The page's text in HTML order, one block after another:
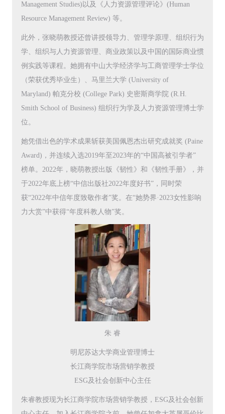
Management Studies)以及《人力资源管理评论》(Human
Resource Management Review) 等。
此外，张晓萌教授还曾讲授领导力、管理学原理、组织行为
学、组织与人力资源管理、商业政策以及中国的国际商业惯
例实践等课程。她拥有中山大学经济学与工商管理学士学位
（荣获优秀毕业生）、马里兰大学 (University of
Maryland) 帕克分校 (College Park) 史密斯商学院 (R.H.
Smith School of Business) 组织行为学及人力资源管理博士学
位。
她凭借出色的学术成果斩获美国佩恩杰出研究成就奖 (Paine
Award)，并连续入选2019年至2023年的“中国高被引学者”
榜单。2022年，晓萌教授出版《韧性》和《韧性手册》，并
于2022年底上榜“中信出版社2022年度好书”，同时荣
获“2022年中信年度致敬作者”奖。在“她势界·2023女性影响
力大赏”中获得“年度科教人物”奖。
朱 睿
明尼苏达大学商业管理博士
长江商学院市场营销学教授
ESG及社会创新中心主任
朱睿教授现为长江商学院市场营销学教授，ESG及社会创新